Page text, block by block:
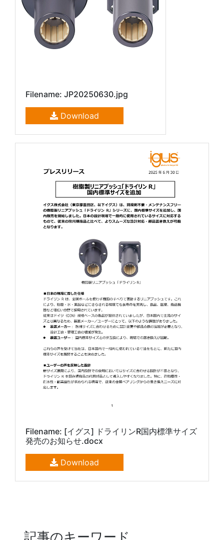
Filename: JP20250630.jpg
Download
Filename: [イグス] ドライリンR国内標準サイズ
発売のお知らせ.docx
Download
記事のキーワード